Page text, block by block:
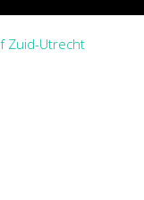
Zuid-Utrecht